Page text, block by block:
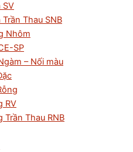
SV
Thau SNB
Nhôm
SP
– Nối màu
RV
Trần Thau RNB